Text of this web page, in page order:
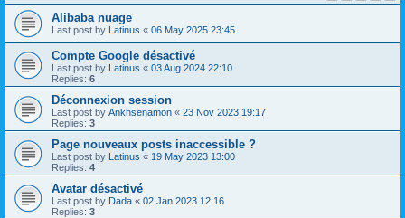
Alibaba nuage
Last post by Latinus « 06 May 2025 23:45
Compte Google désactivé
Last post by Latinus « 03 Aug 2024 22:10
Replies: 6
Déconnexion session
Last post by Ankhsenamon « 23 Nov 2023 19:17
Replies: 3
Page nouveaux posts inaccessible ?
Last post by Latinus « 19 May 2023 13:00
Replies: 4
Avatar désactivé
Last post by Dada « 02 Jan 2023 12:16
Replies: 3